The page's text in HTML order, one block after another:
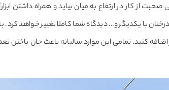
از کار در ارتفاع به میان بیاید و همراه داشتن
با یکدیگر و… دیدگاه شما کاملا تغییر خواهد کرد.
کنید. تمامی این موارد سالیانه باعث جان باختن